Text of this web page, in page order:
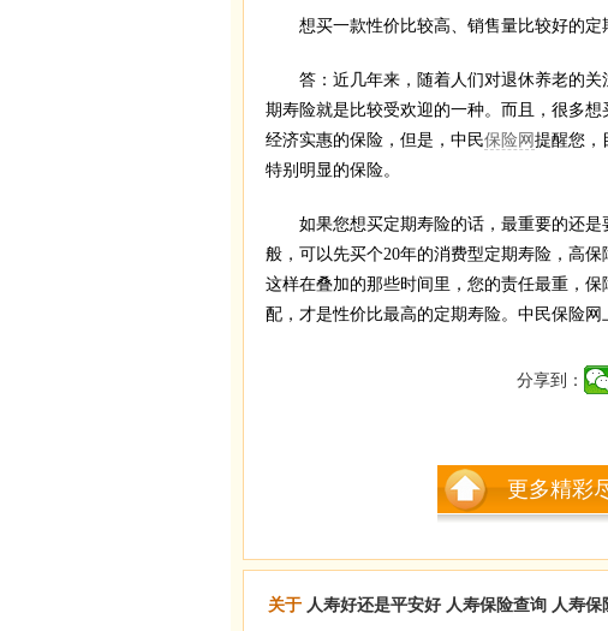
想买一款性价比较高、销售量比较好的定
答：近几年来，随着人们对退休养老的关
期寿险就是比较受欢迎的一种。而且，很多
经济实惠的保险，但是，中民保险网 提醒您，
特别明显的保险。
如果您想买定期寿险的话，最重要的还是
般，可以先买个20年的消费型定期寿险，高
这样在叠加的那些时间里，您的责任最重，
配，才是性价比最高的定期寿险。中民保险
分享到：
更多精彩
关于 人寿好还是平安好 人寿保险查询 人寿保